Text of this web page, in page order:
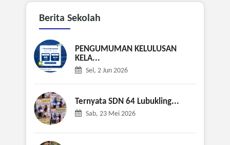
Berita Sekolah
PENGUMUMAN KELULUSAN
KELA...
Sel, 2 Jun 2026
Ternyata SDN 64 Lubukling...
Sab, 23 Mei 2026